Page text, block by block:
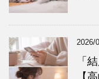
2026/
「
【